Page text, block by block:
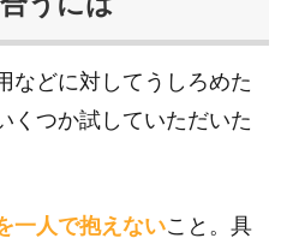
などに対してうしろめた
くつか試していただいた
一人で抱えないこと。具